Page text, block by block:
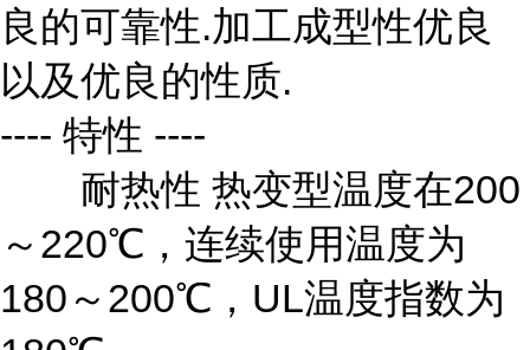
良的可靠性.加工成型性优良
以及优良的性质.
---- 特性 ----
耐热性 热变型温度在200
～220℃，连续使用温度为
180～200℃，UL温度指数为